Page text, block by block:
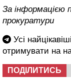
За інформацією
прокуратури
Усі
отримувати на
ПОДІЛИТИСЬ